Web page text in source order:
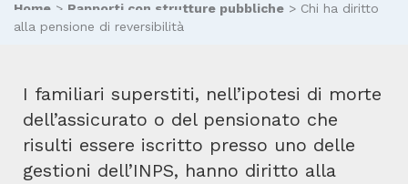
Home > Rapporti con strutture pubbliche > Chi ha diritto
alla pensione di reversibilità
I familiari superstiti, nell’ipotesi di morte
dell’assicurato o del pensionato che
risulti essere iscritto presso uno delle
gestioni dell’INPS, hanno diritto alla